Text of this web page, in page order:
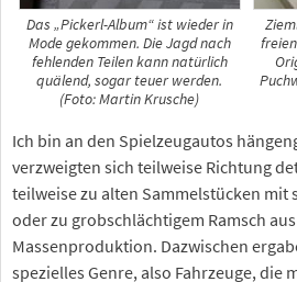
Das „Pickerl-Album“ ist wieder in
Mode gekommen. Die Jagd nach
fehlenden Teilen kann natürlich
quälend, sogar teuer werden.
(Foto: Martin Krusche)
Ich bin an den Spielzeugautos
verzweigten sich teilweise Richtung
teilweise zu alten Sammelstücken
oder zu grobschlächtigem Ramsch
Massenproduktion. Dazwischen
spezielles Genre, also Fahrzeuge, die